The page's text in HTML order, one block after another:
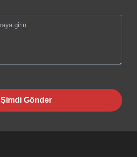
Şimdi Gönder